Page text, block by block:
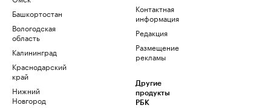
Башкортостан
Вологодская
область
Калининград
Краснодарский
край
Нижний
Новгород
Контактная
информация
Редакция
Размещение
рекламы
Другие
продукты
РБК